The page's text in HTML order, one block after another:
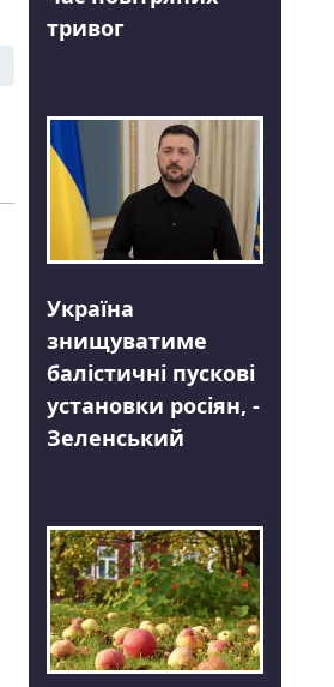
тривог
Україна
знищуватиме
балістичні пускові
установки росіян, -
Зеленський